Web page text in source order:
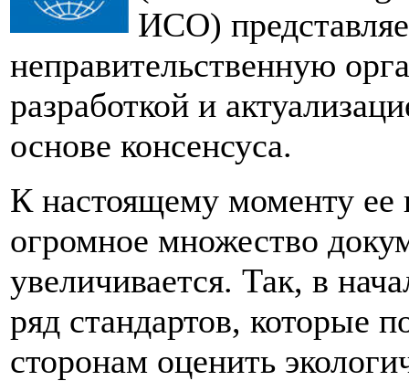
ИСО)
неправительственную
разработкой и
основе консенсуса.
К настоящему моменту ее
огромное множество
увеличивается. Так, в
ряд стандартов, которые
сторонам оценить